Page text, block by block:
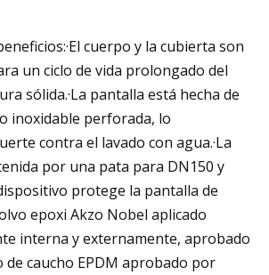
cuerpo y la cubierta son
un ciclo de vida prolongado del
sólida.·La pantalla está hecha de
inoxidable perforada, lo
contra el lavado con agua.·La
por una pata para DN150 y
protege la pantalla de
epoxi Akzo Nobel aplicado
interna y externamente, aprobado
de caucho EPDM aprobado por